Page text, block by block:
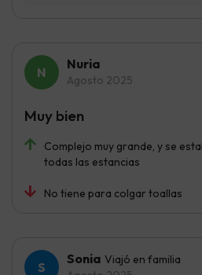
Nuria
Agosto 2025
Complejo muy grande, y se
todas las estancias
No tiene para colgar toallas
Muy bien
Sonia Viajó en familia